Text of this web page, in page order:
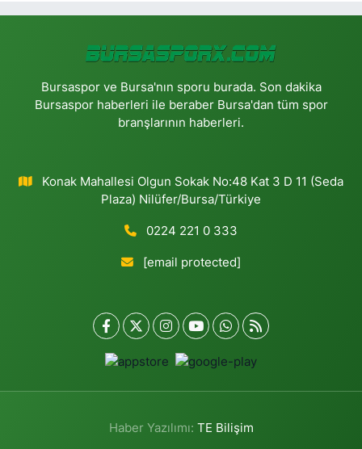
Bursaspor ve Bursa'nın sporu burada. Son dakika
Bursaspor haberleri ile beraber Bursa'dan tüm spor
branşlarının haberleri.
Konak Mahallesi Olgun Sokak No:48 Kat 3 D 11 (Seda
Plaza) Nilüfer/Bursa/Türkiye
0224 221 0 333
[email protected]
Haber Yazılımı: TE Bilişim